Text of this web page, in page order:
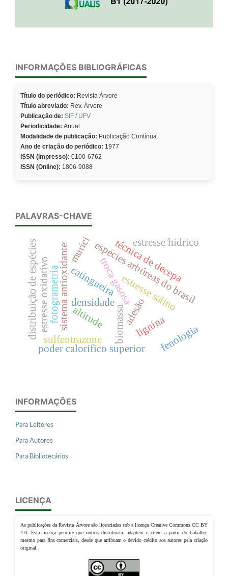
INFORMAÇÕES BIBLIOGRÁFICAS
Título do periódico: Revista Árvore
Título abreviado: Rev. Árvore
Publicação de: SIF / UFV
Periodicidade: Anual
Modalidade de publicação: Publicação Contínua
Ano de criação do periódico: 1977
ISSN (Impresso): 0100-6762
ISSN (Online): 1806-9088
PALAVRAS-CHAVE
biomassa
densidade
sistema antioxidante troca gasosa
espécies arbóreas do brasil
técnica de decepa
lignina
poder calorífico superior
estresse salino
catingueira
estresse hídrico
altitude
fotogrametria
estresse oxidativo
distribuição de espécies fenologia
murici
adesão
sulfentrazone
INFORMAÇÕES
Para Leitores
Para Autores
Para Bibliotecários
LICENÇA
As publicações da Revista Árvore são licenciadas sob a licença Creative Commons CC BY
4.0. Esta licença permite que outros distribuam, adaptem e criem a partir do trabalho,
mesmo para fins comerciais, desde que atribuam o devido crédito aos autores pela criação
original.